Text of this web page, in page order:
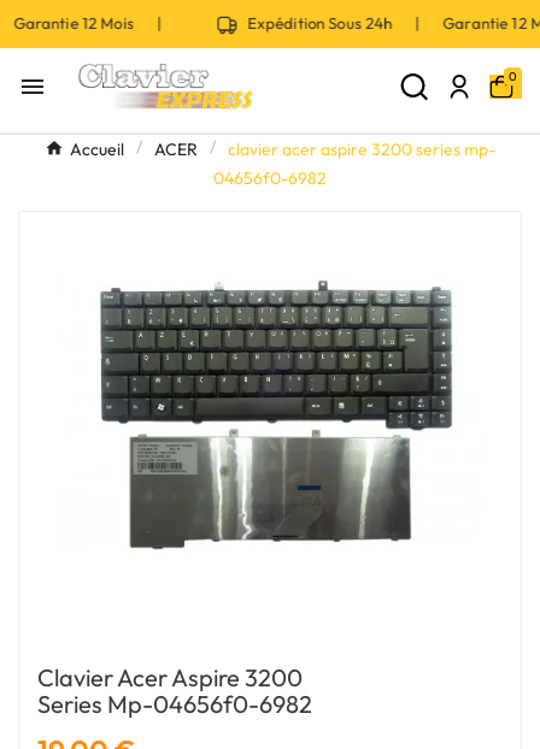
12 Mois | Expédition Sous 24h | Garantie
 0
Accueil ACER
clavier acer aspire 3200 series mp-
04656f0-6982
Clavier Acer Aspire 3200
Series Mp-04656f0-6982